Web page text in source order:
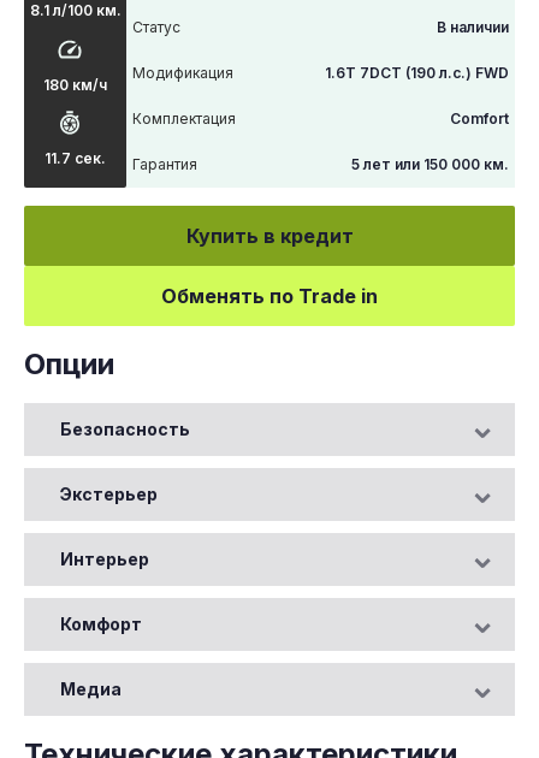
8.1 л/100 км.
180 км/ч
11.7 сек.
Статус В наличии
Модификация 1.6T 7DCT (190 л.с.) FWD
Комплектация Comfort
Гарантия 5 лет или 150 000 км.
Купить в кредит
Обменять по Trade in
Опции
Безопасность
Экстерьер
Интерьер
Комфорт
Медиа